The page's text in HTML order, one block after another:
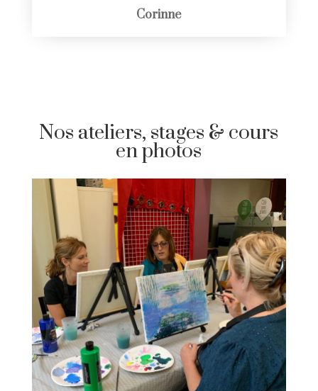
Deborah
Nos ateliers, stages & cours
en photos